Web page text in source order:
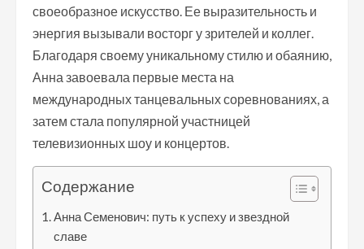
своеобразное искусство. Ее выразительность и
энергия вызывали восторг у зрителей и коллег.
Благодаря своему уникальному стилю и обаянию,
Анна завоевала первые места на
международных танцевальных соревнованиях, а
затем стала популярной участницей
телевизионных шоу и концертов.
Содержание
Анна Семенович: путь к успеху и звездной
славе